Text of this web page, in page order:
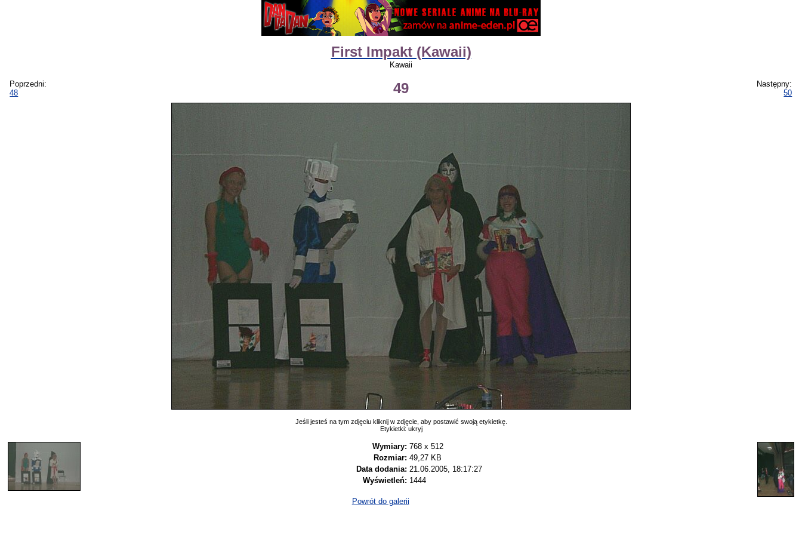
First Impakt (Kawaii)
Kawaii
Poprzedni:
48
49
Następny:
50
Jeśli jesteś na tym zdjęciu kliknij w zdjęcie, aby postawić swoją etykietkę.
Etykietki: ukryj
Wymiary: 768 x 512
Rozmiar: 49,27 KB
Data dodania: 21.06.2005, 18:17:27
Wyświetleń: 1444
Powrót do galerii